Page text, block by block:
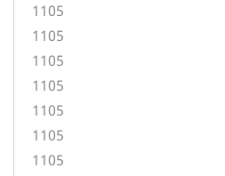
1105
1105
1105
1105
1105
1105
1105